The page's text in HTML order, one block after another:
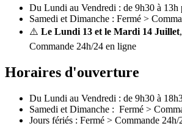
Du Lundi au Vendredi : de 9h30 à 13h
Samedi et Dimanche : Fermé >
⚠️ Le Lundi 13 et le Mardi 14 Juillet
Commande 24h/24 en ligne
Horaires d'ouverture
Du Lundi au Vendredi : de 9h30 à
Samedi et Dimanche : Fermé >
Jours fériés : Fermé > Commande